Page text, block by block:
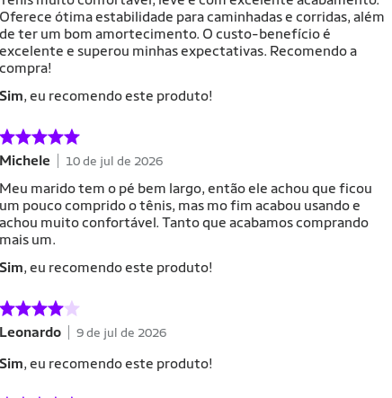
Oferece ótima estabilidade para caminhadas e corridas, além
de ter um bom amortecimento. O custo-benefício é
excelente e superou minhas expectativas. Recomendo a
compra!
Sim, eu recomendo este produto!
Michele 10 de jul de 2026
Meu marido tem o pé bem largo, então ele achou que ficou
um pouco comprido o tênis, mas mo fim acabou usando e
achou muito confortável. Tanto que acabamos comprando
mais um.
Sim, eu recomendo este produto!
Leonardo 9 de jul de 2026
Sim, eu recomendo este produto!